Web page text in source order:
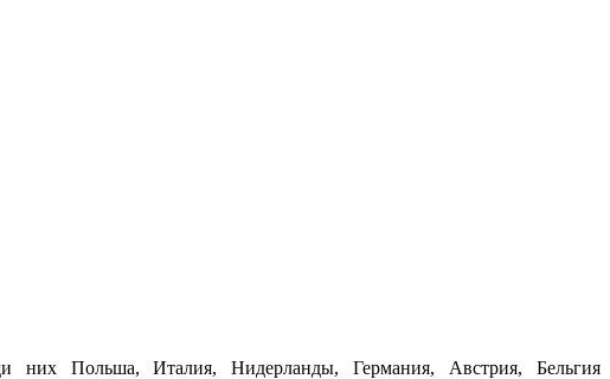
них Польша, Италия, Нидерланды, Германия, Австрия, Бельгия